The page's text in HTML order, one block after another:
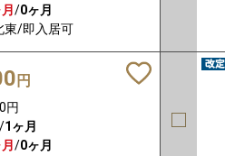
/0ヶ月
東/即入居可
円
円
/1ヶ月
/0ヶ月